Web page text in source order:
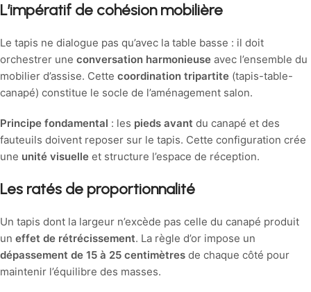
L’impératif de cohésion mobilière
Le tapis ne dialogue pas qu’avec la table basse : il doit
orchestrer une conversation harmonieuse avec l’ensemble du
mobilier d’assise. Cette coordination tripartite (tapis-table-
canapé) constitue le socle de l’aménagement salon.
Principe fondamental : les pieds avant du canapé et des
fauteuils doivent reposer sur le tapis. Cette configuration crée
une unité visuelle et structure l’espace de réception.
Les ratés de proportionnalité
Un tapis dont la largeur n’excède pas celle du canapé produit
un effet de rétrécissement. La règle d’or impose un
dépassement de 15 à 25 centimètres de chaque côté pour
maintenir l’équilibre des masses.